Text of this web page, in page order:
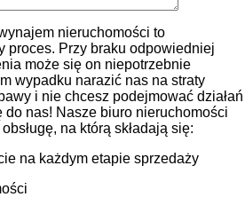
nieruchomości to
proces. Przy braku odpowiedniej
może się on niepotrzebnie
wypadku narazić nas na straty
i nie chcesz podejmować działań
do nas! Nasze biuro nieruchomości
na którą składają się:
na każdym etapie sprzedaży